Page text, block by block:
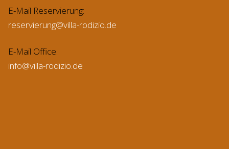
E-Mail Reservierung:
reservierung@villa-rodizio.de
E-Mail Office:
info@villa-rodizio.de